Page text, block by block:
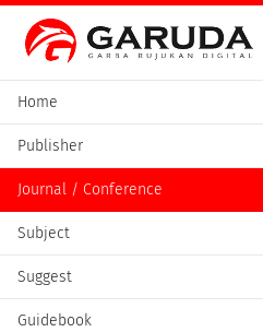
Home
Publisher
Journal / Conference
Subject
Suggest
Guidebook